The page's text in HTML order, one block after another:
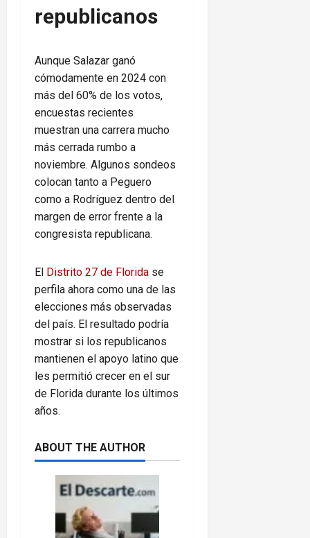
republicanos
Aunque Salazar ganó
cómodamente en 2024 con
más del 60% de los votos,
encuestas recientes
muestran una carrera mucho
más cerrada rumbo a
noviembre. Algunos sondeos
colocan tanto a Peguero
como a Rodríguez dentro del
margen de error frente a la
congresista republicana.
El Distrito 27 de Florida se
perfila ahora como una de las
elecciones más observadas
del país. El resultado podría
mostrar si los republicanos
mantienen el apoyo latino que
les permitió crecer en el sur
de Florida durante los últimos
años.
ABOUT THE AUTHOR